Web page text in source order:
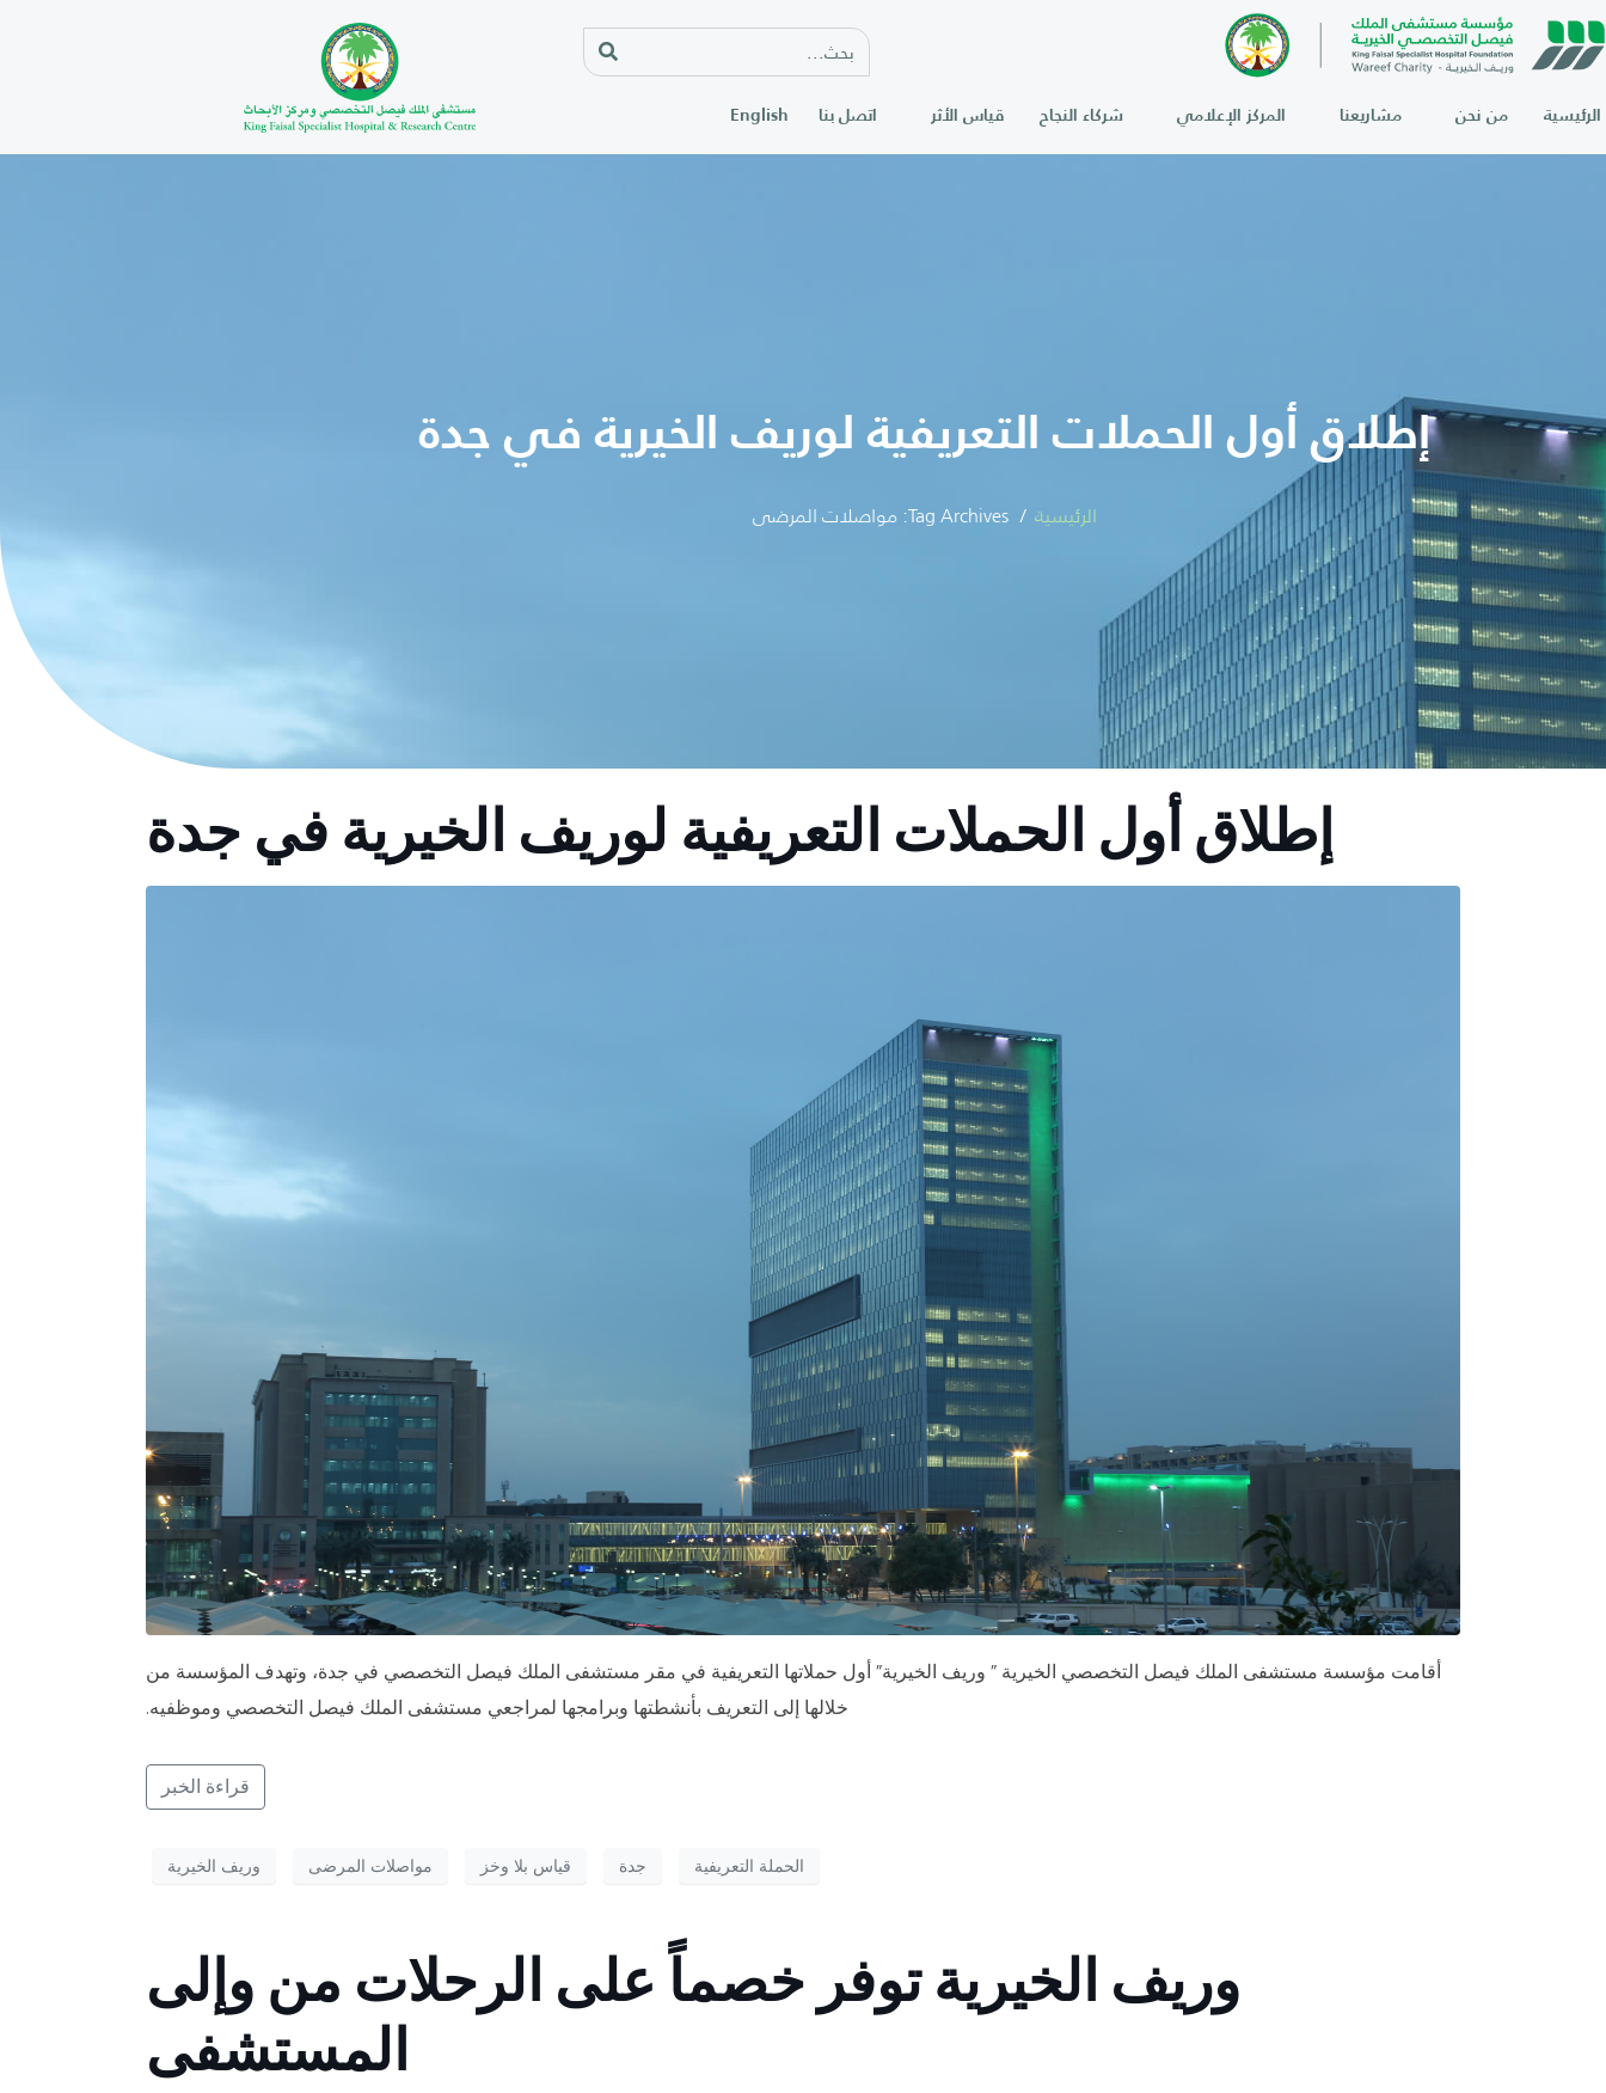
الرئيسية من نحن مشاريعنا المركز الإعلامي شركاء النجاح قياس الأثر اتصل بنا English
إطلاق أول الحملات التعريفية لوريف الخيرية في جدة
الرئيسية Tag Archives: مواصلات المرضى
إطلاق أول الحملات التعريفية لوريف الخيرية في جدة
أقامت مؤسسة مستشفى الملك فيصل التخصصي الخيرية ” وريف الخيرية” أول حملاتها التعريفية في مقر مستشفى الملك فيصل التخصصي في جدة، وتهدف المؤسسة من
خلالها إلى التعريف بأنشطتها وبرامجها لمراجعي مستشفى الملك فيصل التخصصي وموظفيه.
قراءة الخبر
الحملة التعريفية جدة قياس بلا وخز مواصلات المرضى وريف الخيرية
وريف الخيرية توفر خصماً على الرحلات من وإلى
المستشفى